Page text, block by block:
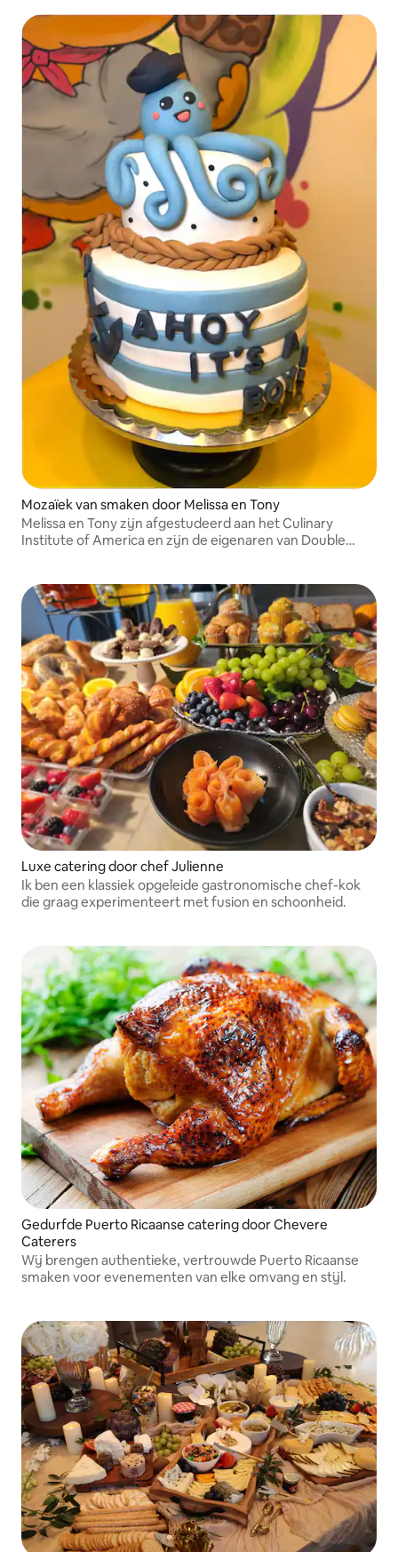
Mozaïek van smaken door Melissa en Tony
Melissa en Tony zijn afgestudeerd aan het Culinary
Institute of America en zijn de eigenaren van Double
Luxe catering door chef Julienne
Ik ben een klassiek opgeleide gastronomische chef-kok
die graag experimenteert met fusion en schoonheid.
Gedurfde Puerto Ricaanse catering door Chevere
Caterers
Wij brengen authentieke, vertrouwde Puerto Ricaanse
smaken voor evenementen van elke omvang en stijl.